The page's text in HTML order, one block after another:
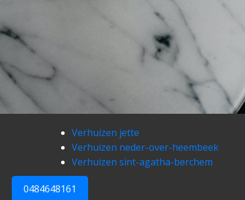
0484648161
Verhuizen jette
Verhuizen neder-over-heembeek
Verhuizen sint-agatha-berchem